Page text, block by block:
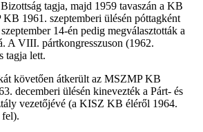
tagja, majd 1959 tavaszán a KB
1961. szeptemberi ülésén póttagként
14-én pedig megválasztották a
A VIII. pártkongresszuson (1962.
tagja lett.
követően átkerült az MSZMP KB
decemberi ülésén kinevezték a Párt- és
vezetőjévé (a KISZ KB éléről 1964.
fel).